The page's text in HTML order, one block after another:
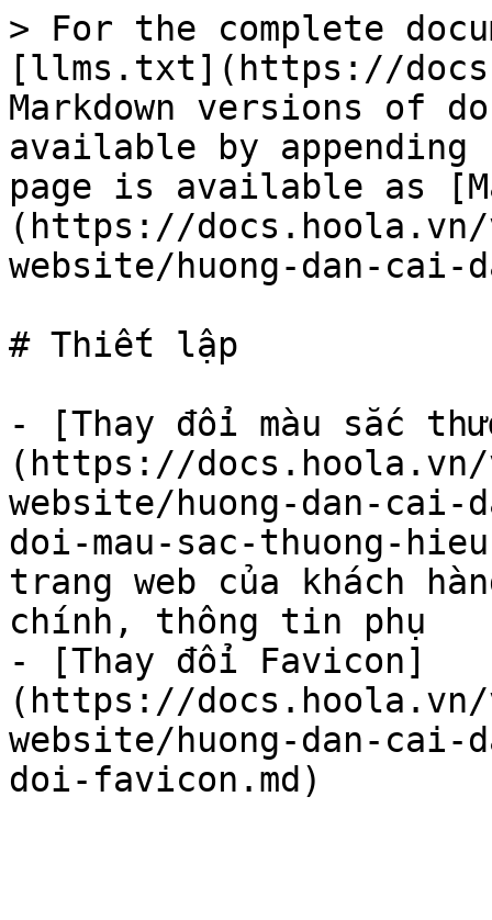
> For the complete
[llms.txt](https://
Markdown versions of
available by
page is available as
(https://
website/huong-dan-
# Thiết lập
- [Thay đổi màu sắc
(https://
website/huong-dan-
doi-mau-sac-thuong-
trang web của khách
chính, thông tin phụ
- [Thay đổi Favicon]
(https://
website/huong-dan-